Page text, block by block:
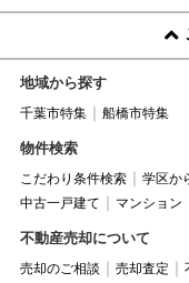
地域から探す
千葉市特集 船橋市特集
物件検索
こだわり条件検索 学区か
中古一戸建て
マンション
不動産売却について
売却のご相談 売却査定